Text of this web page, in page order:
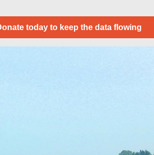
today to keep the data flowing